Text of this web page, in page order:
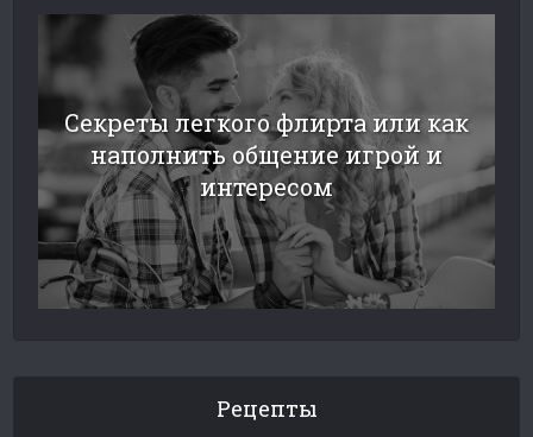
Секреты легкого флирта или как
наполнить общение игрой и
интересом
Рецепты